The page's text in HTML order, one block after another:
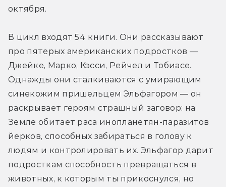
октября.
В цикл входят 54 книги. Они рассказывают
про пятерых американских подростков —
Джейке, Марко, Кэсси, Рейчел и Тобиасе.
Однажды они сталкиваются с умирающим
синекожим пришельцем Эльфагором — он
раскрывает героям страшный заговор: на
Земле обитает раса инопланетян-паразитов
йерков, способных забираться в голову к
людям и контролировать их. Эльфагор дарит
подросткам способность превращаться в
животных, к которым ты прикоснулся, но